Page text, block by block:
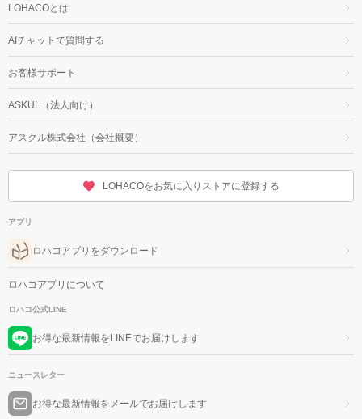
LOHACOとは
AIチャットで質問する
お客様サポート
ASKUL（法人向け）
アスクル株式会社（会社概要）
LOHACOをお気に入りストアに登録する
アプリ
ロハコアプリをダウンロード
ロハコアプリについて
ロハコ公式LINE
お得な最新情報をLINEでお届けします
ニュースレター
お得な最新情報をメールでお届けします